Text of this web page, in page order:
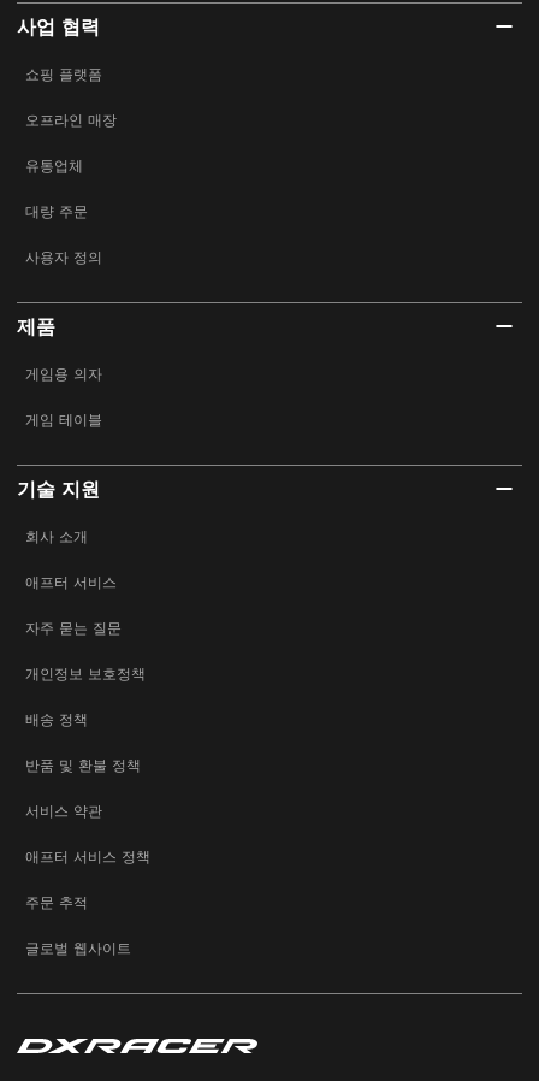
사업 협력
쇼핑 플랫폼
오프라인 매장
유통업체
대량 주문
사용자 정의
제품
게임용 의자
게임 테이블
기술 지원
회사 소개
애프터 서비스
자주 묻는 질문
개인정보 보호정책
배송 정책
반품 및 환불 정책
서비스 약관
애프터 서비스 정책
주문 추적
글로벌 웹사이트